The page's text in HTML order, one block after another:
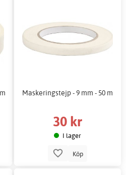
Maskeringstejp - 9 mm - 50 m
30 kr
I lager
Köp